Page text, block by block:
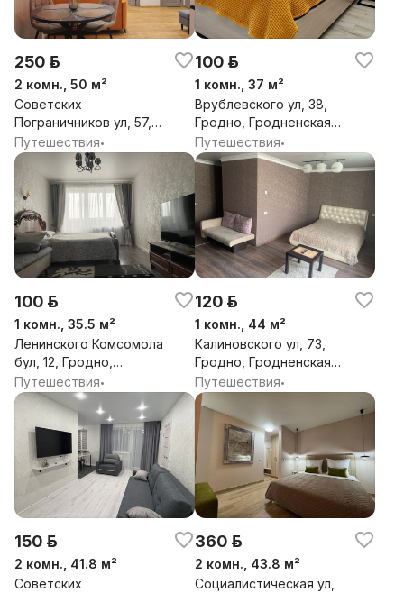
250 р.
2 комн., 50 м²
Советских
Пограничников ул, 57,
Гродно, Гродненская
обл.
Путешествия•
100 р.
1 комн., 37 м²
Врублевского ул, 38,
Гродно, Гродненская
обл.
Путешествия•
100 р.
1 комн., 35.5 м²
Ленинского Комсомола
бул, 12, Гродно,
Гродненская обл.
Путешествия•
120 р.
1 комн., 44 м²
Калиновского ул, 73,
Гродно, Гродненская
обл.
Путешествия•
150 р.
2 комн., 41.8 м²
Советских
360 р.
2 комн., 43.8 м²
Социалистическая ул,